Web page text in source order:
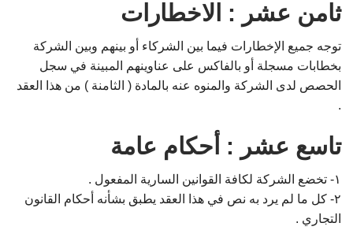
ثامن عشر : الاخطارات
توجه جميع الإخطارات فيما بين الشركاء أو بينهم وبين الشركة
بخطابات مسجلة أو بالفاكس على عناوينهم المبينة في سجل
الحصص لدى الشركة والمنوه عنه بالمادة ( الثامنة ) من هذا العقد
.
تاسع عشر : أحكام عامة
۱- تخضع الشركة لكافة القوانين السارية المفعول .
۲- كل ما لم يرد به نص في هذا العقد يطبق بشأنه أحكام القانون
التجاري .